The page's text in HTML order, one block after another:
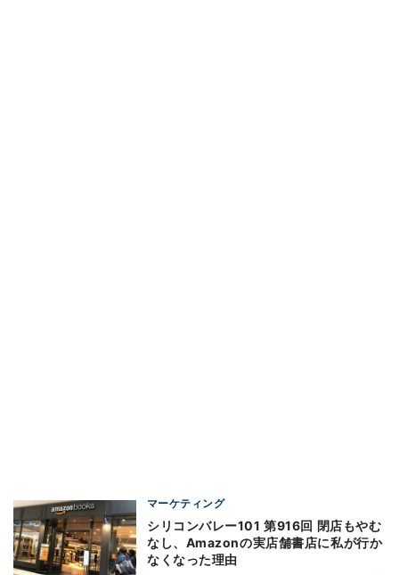
マーケティング
シリコンバレー101 第916回 閉店もやむ
なし、Amazonの実店舗書店に私が行か
なくなった理由